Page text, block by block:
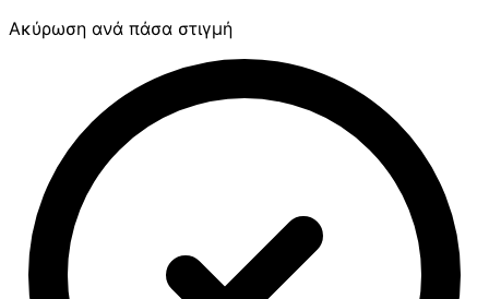
Ακύρωση ανά πάσα στιγμή